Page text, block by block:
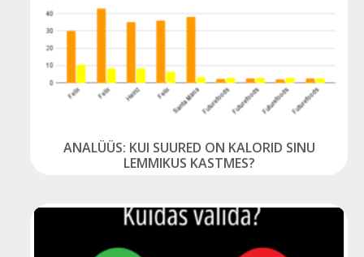
ANALÜÜS: KUI SUURED ON KALORID SINU
LEMMIKUS KASTMES?